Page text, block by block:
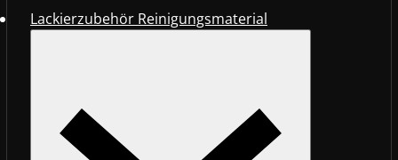
Lackierzubehör Reinigungsmaterial